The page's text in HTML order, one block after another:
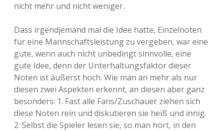
nicht mehr und nicht weniger.
Dass irgendjemand mal die Idee hatte, Einzelnoten
für eine Mannschaftsleistung zu vergeben, war eine
gute, wenn auch nicht unbedingt sinnvolle, eine
gute Idee, denn der Unterhaltungsfaktor dieser
Noten ist äußerst hoch. Wie man an mehr als nur
diesen zwei Aspekten erkennt, an diesen aber ganz
besonders: 1. Fast alle Fans/Zuschauer ziehen sich
diese Noten rein und diskutieren sie heiß und innig.
2. Selbst die Spieler lesen sie, so man hört, in den